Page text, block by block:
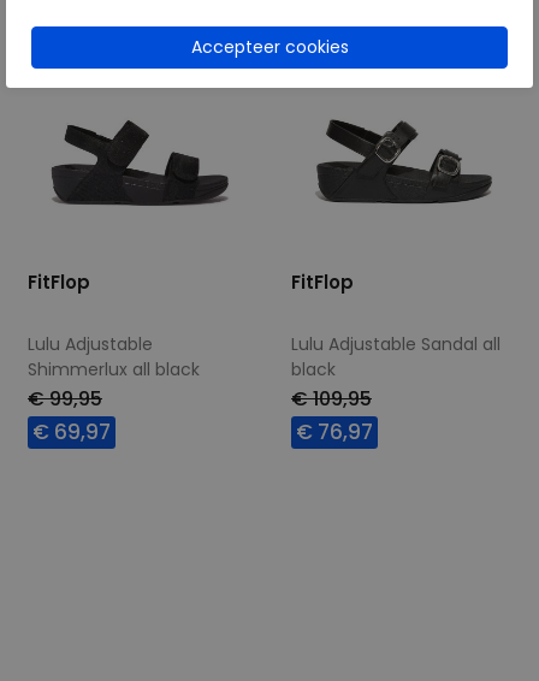
FitFlop
Lulu Adjustable
Shimmerlux all black
€ 99,95
€ 69,97
FitFlop
Lulu Adjustable Sandal all
black
wijdte Wijdtemaat N
€ 109,95
€ 76,97